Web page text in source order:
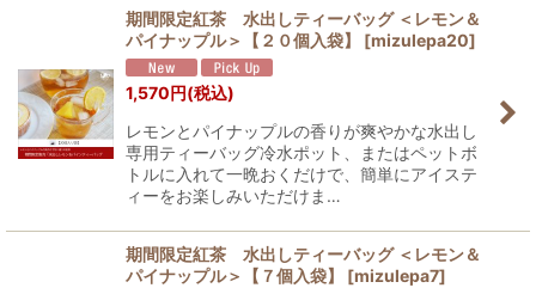
期間限定紅茶 水出しティーバッグ ＜レモン＆
パイナップル＞【２０個入袋】
[mizulepa20]
1,570円(税込)
レモンとパイナップルの香りが爽やかな水出し
専用ティーバッグ冷水ポット、またはペットボ
トルに入れて一晩おくだけで、簡単にアイステ
ィーをお楽しみいただけま…
期間限定紅茶 水出しティーバッグ ＜レモン＆
パイナップル＞【７個入袋】
[mizulepa7]